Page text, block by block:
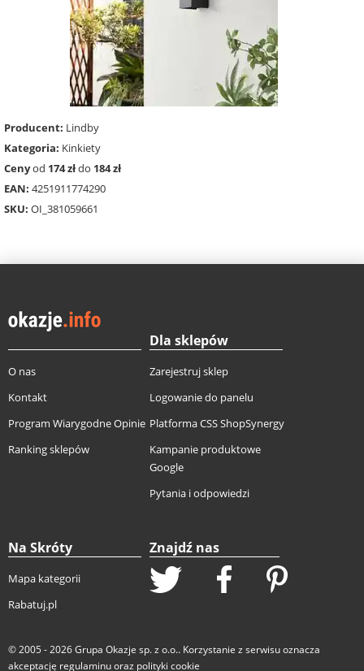
Producent: Lindby
Kategoria: Kinkiety
Cenyod 174 złdo 184 zł
EAN: 4251911774290
SKU: OI_381059661
O nas
Kontakt
Program Wiarygodne Opinie
Ranking sklepów
Dla sklepów
Zarejestruj sklep
Logowanie do panelu
Platforma CSS ShopSynergy
Kampanie produktowe
Google
Pytania i odpowiedzi
Na Skróty
Mapa kategorii
Rabatuj.pl
Znajdź nas
© 2005 - 2026Grupa Okazje sp. z o.o.. Korzystanie z serwisu oznacza
akceptację regulaminuoraz polityki cookie